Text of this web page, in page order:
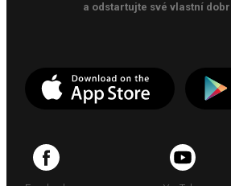
a odstartujte své vlastní